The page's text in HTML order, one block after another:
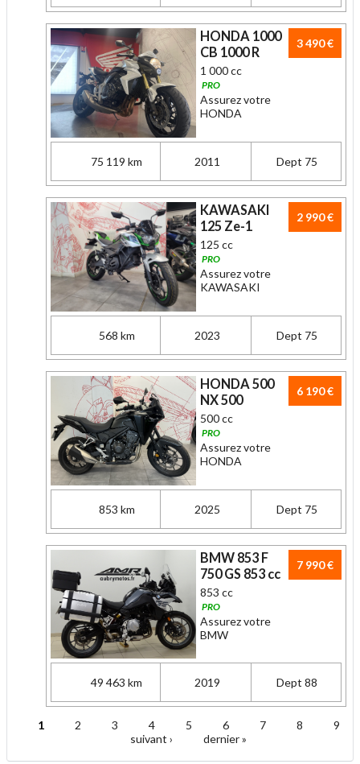
3 490 €
HONDA 1000
CB 1000 R
1 000 cc
PRO
Assurez votre
HONDA
75 119 km 2011 Dept 75
2 990 €
KAWASAKI
125 Ze-1
125 cc
PRO
Assurez votre
KAWASAKI
568 km 2023 Dept 75
6 190 €
HONDA 500
NX 500
500 cc
PRO
Assurez votre
HONDA
853 km 2025 Dept 75
7 990 €
BMW 853 F
750 GS 853 cc
853 cc
PRO
Assurez votre
BMW
49 463 km 2019 Dept 88
Pages
1 2 3 4 5 6 7 8
9
suivant ›
dernier »